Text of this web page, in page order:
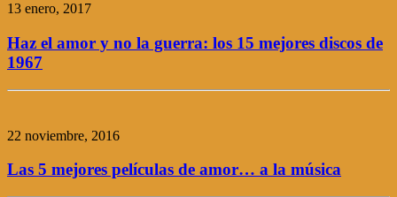
13 enero, 2017
Haz el amor y no la guerra: los 15 mejores discos de
1967
22 noviembre, 2016
Las 5 mejores películas de amor… a la música